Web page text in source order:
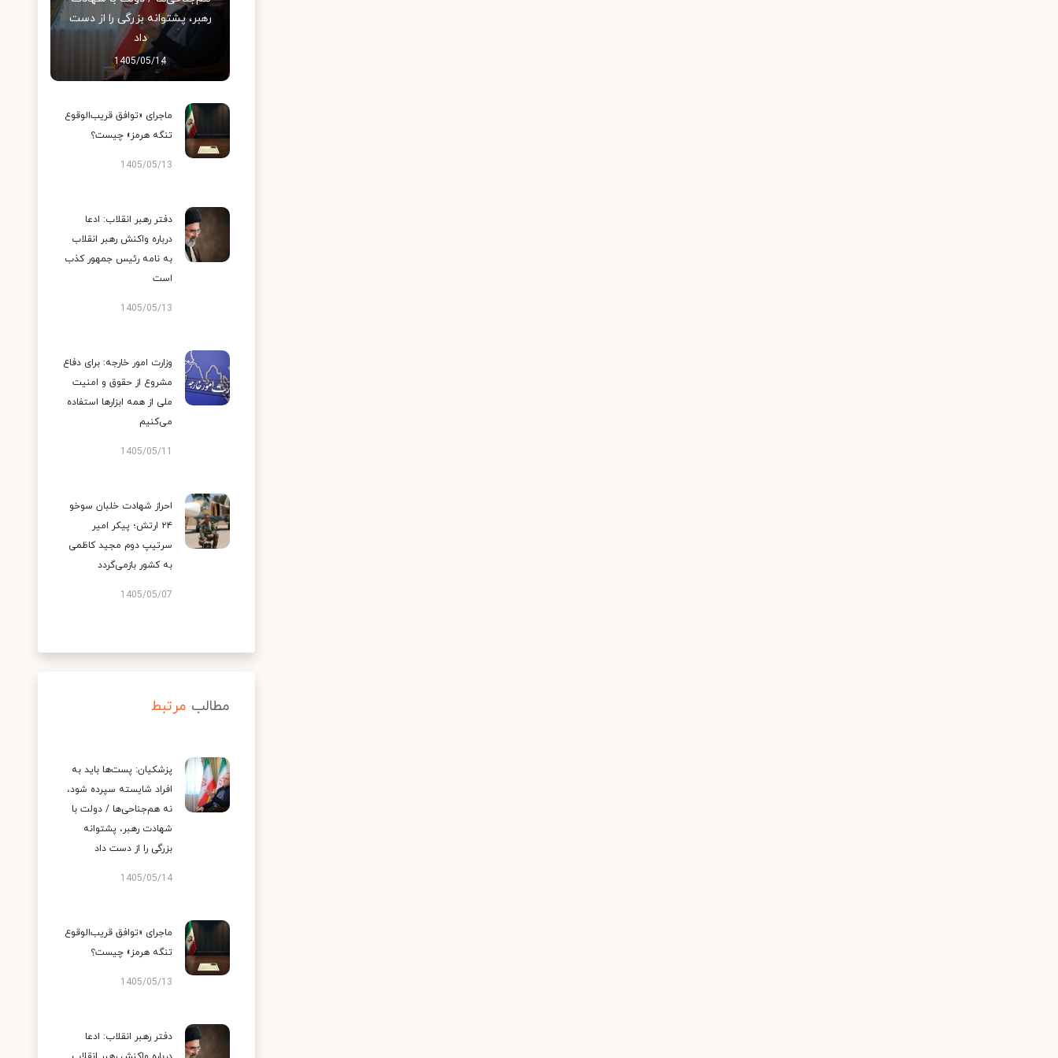
رهبر، پشتوانه بزرگی را از دست
داد
1405/05/14
ماجرای «توافق قریب‌الوقوع
تنگه هرمز» چیست؟
1405/05/13
دفتر رهبر انقلاب: ادعا
درباره واکنش رهبر انقلاب
به نامه رئیس جمهور کذب
است
1405/05/13
وزارت امور خارجه: برای دفاع
مشروع از حقوق و امنیت
ملی از همه ابزارها استفاده
می‌کنیم
1405/05/11
احراز شهادت خلبان سوخو
۲۴ ارتش؛ پیکر امیر
سرتیپ دوم مجید کاظمی
به کشور بازمی‌گردد
1405/05/07
مطالب مرتبط
پزشکیان: پست‌ها باید به
افراد شایسته سپرده شود،
نه هم‌جناحی‌ها / دولت با
شهادت رهبر، پشتوانه
بزرگی را از دست داد
1405/05/14
ماجرای «توافق قریب‌الوقوع
تنگه هرمز» چیست؟
1405/05/13
دفتر رهبر انقلاب: ادعا